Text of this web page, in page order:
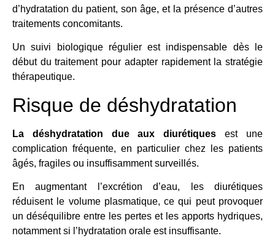
d’hydratation du patient, son âge, et la présence d’autres
traitements concomitants.
Un suivi biologique régulier est indispensable dès le
début du traitement pour adapter rapidement la stratégie
thérapeutique.
Risque de déshydratation
La déshydratation due aux diurétiques est une
complication fréquente, en particulier chez les patients
âgés, fragiles ou insuffisamment surveillés.
En augmentant l’excrétion d’eau, les diurétiques
réduisent le volume plasmatique, ce qui peut provoquer
un déséquilibre entre les pertes et les apports hydriques,
notamment si l’hydratation orale est insuffisante.